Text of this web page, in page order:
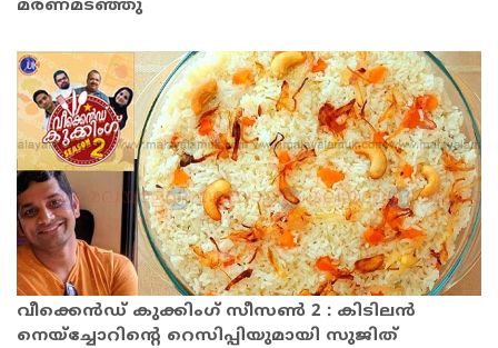
മരണമടഞ്ഞു
വീക്കെൻഡ് കുക്കിംഗ് സീസൺ 2 : കിടിലൻ
നെയ്‌ച്ചോറിന്റെ റെസിപ്പിയുമായി സുജിത്